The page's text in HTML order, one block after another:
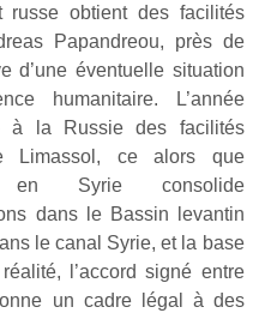
russe obtient des facilités
Papandreou, près de
d’une éventuelle situation
humanitaire. L’année
à la Russie des facilités
Limassol, ce alors que
en Syrie consolide
dans le Bassin levantin
le canal Syrie, et la base
l’accord signé entre
un cadre légal à des